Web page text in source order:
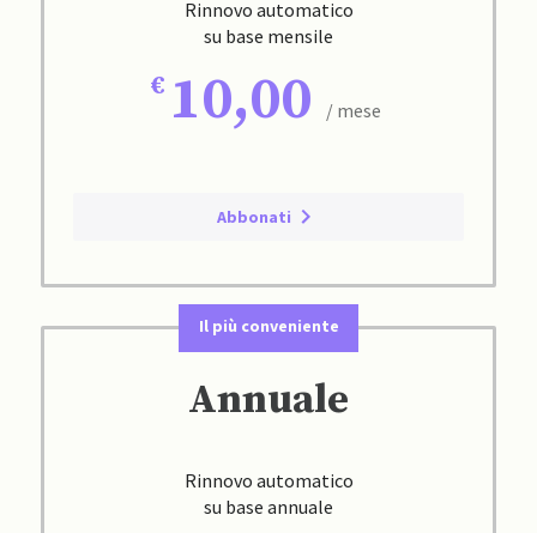
Rinnovo automatico
su base mensile
10,00 / mese
Abbonati
Il più conveniente
Annuale
Rinnovo automatico
su base annuale